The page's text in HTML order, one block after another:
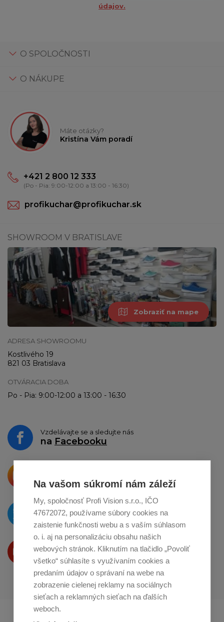
Na vašom súkromí nám záleží
My, spoločnosť Profi Vision s.r.o., IČO
47672072, používame súbory cookies na
zaistenie funkčnosti webu a s vaším súhlasom
o. i. aj na personalizáciu obsahu našich
webových stránok. Kliknutím na tlačidlo „Povoliť
všetko“ súhlasíte s využívaním cookies a
predaním údajov o správaní na webe na
zobrazenie cielenej reklamy na sociálnych
sieťach a reklamných sieťach na ďalších
weboch.
údajov.
O SPOLOČNOSTI
O NÁKUPE
Máte otázky?
Kristína Vám poradí
+421 2 800 12 333
(Po - Pia: 9:00-12:00 a 13:00 - 16:30)
profikuchar@profikuchar.sk
SHOWROOM V BRATISLAVE
Zobraziť na mape
ADRESA SHOWROOMU
Kostlivého 19
821 03 Bratislava
OTVÁRACIA DOBA
Po - Pia: 9:00-12:00 a 13:00 - 16:30
Vzdelávajte se a sledujte nás
na Facebooku
o zdieľanie naInstagrame
O novinkách píšeme
naTwitteri
Produkty Vám predstavujeme
na Youtube
Profikuchař.cz